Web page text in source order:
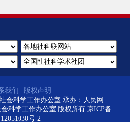
我们
版权声明
会科学工作办公室 承办：人民网
科学工作办公室 版权所有 京ICP备
12051030号-2